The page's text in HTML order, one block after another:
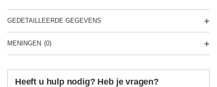
GEDETAILLEERDE GEGEVENS
MENINGEN (0)
Heeft u hulp nodig? Heb je vragen?